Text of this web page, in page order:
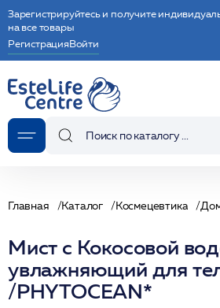
Зарегистрируйтесь и получите
на все товары
РегистрацияВойти
Главная Каталог Космецевтика
Мист с Кокосовой
увлажняющий для
/PHYTOCEAN*